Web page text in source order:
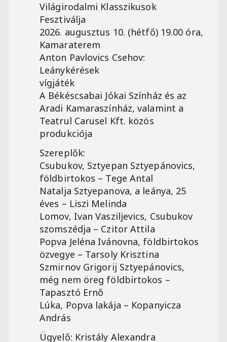
Világirodalmi Klasszikusok
Fesztiválja
2026. augusztus 10. (hétfő) 19.00 óra,
Kamaraterem
Anton Pavlovics Csehov:
Leánykérések
vígjáték
A Békéscsabai Jókai Színház és az
Aradi Kamaraszínház, valamint a
Teatrul Carusel Kft. közös
produkciója
Szereplők:
Csubukov, Sztyepan Sztyepánovics,
földbirtokos – Tege Antal
Natalja Sztyepanova, a leánya, 25
éves – Liszi Melinda
Lomov, Ivan Vasziljevics, Csubukov
szomszédja – Czitor Attila
Popva Jeléna Ivánovna, földbirtokos
özvegye – Tarsoly Krisztina
Szmirnov Grigorij Sztyepánovics,
még nem öreg földbirtokos –
Tapasztó Ernő
Lúka, Popva lakája – Kopanyicza
András
Ügyelő: Kristály Alexandra